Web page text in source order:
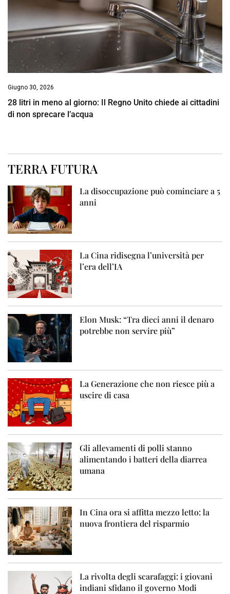
Giugno 30, 2026
28 litri in meno al giorno: Il Regno Unito chiede ai cittadini
di non sprecare l’acqua
TERRA FUTURA
La disoccupazione può cominciare a 5
anni
La Cina ridisegna l’università per
l’era dell’IA
Elon Musk: “Tra dieci anni il denaro
potrebbe non servire più”
La Generazione che non riesce più a
uscire di casa
Gli allevamenti di polli stanno
alimentando i batteri della diarrea
umana
In Cina ora si affitta mezzo letto: la
nuova frontiera del risparmio
La rivolta degli scarafaggi: i giovani
indiani sfidano il governo Modi